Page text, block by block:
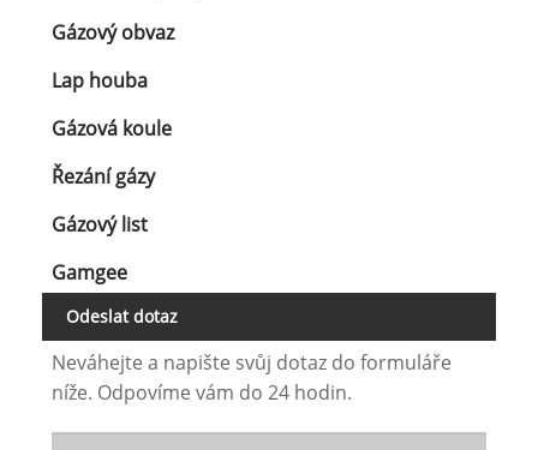
Gázový obvaz
Lap houba
Gázová koule
Řezání gázy
Gázový list
Gamgee
Odeslat dotaz
Neváhejte a napište svůj dotaz do formuláře
níže. Odpovíme vám do 24 hodin.